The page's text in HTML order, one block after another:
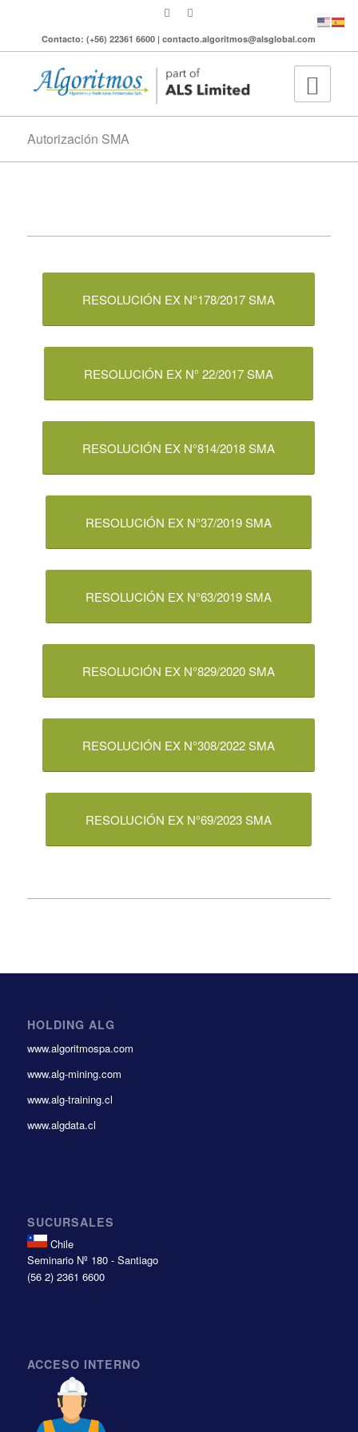
Contacto: (+56) 22361 6600 | contacto.algoritmos@alsglobal.com
Autorización SMA
RESOLUCIÓN EX N°178/2017 SMA
RESOLUCIÓN EX N° 22/2017 SMA
RESOLUCIÓN EX N°814/2018 SMA
RESOLUCIÓN EX N°37/2019 SMA
RESOLUCIÓN EX N°63/2019 SMA
RESOLUCIÓN EX N°829/2020 SMA
RESOLUCIÓN EX N°308/2022 SMA
RESOLUCIÓN EX N°69/2023 SMA
HOLDING ALG
www.algoritmospa.com
www.alg-mining.com
www.alg-training.cl
www.algdata.cl
SUCURSALES
Chile
Seminario Nº 180 - Santiago
(56 2) 2361 6600
ACCESO INTERNO